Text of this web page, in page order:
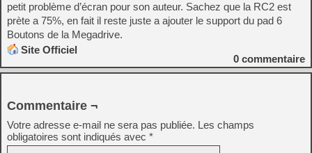
petit problème d’écran pour son auteur. Sachez que la RC2 est
prète a 75%, en fait il reste juste a ajouter le support du pad 6
Boutons de la Megadrive.
Site Officiel
0 commentaire
Commentaire ¬
Votre adresse e-mail ne sera pas publiée. Les champs
obligatoires sont indiqués avec *